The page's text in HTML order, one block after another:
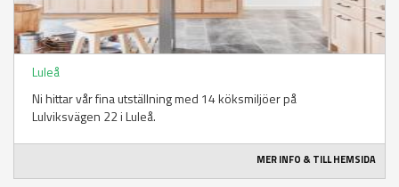
Luleå
Ni hittar vår fina utställning med 14 köksmiljöer på
Lulviksvägen 22 i Luleå.
MER INFO & TILL HEMSIDA